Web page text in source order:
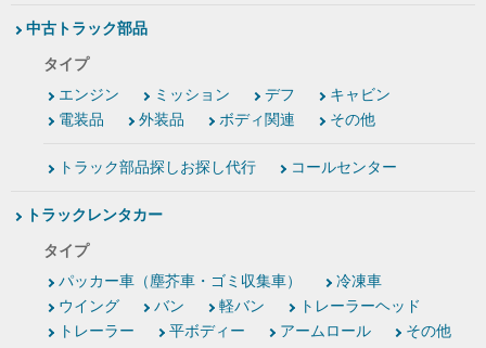
中古トラック部品
タイプ
エンジン
ミッション デフ
キャビン
電装品
外装品 ボディ関連 その他
トラック部品探しお探し代行 コールセンター
トラックレンタカー
タイプ
パッカー車（塵芥車・ゴミ収集車）
冷凍車
ウイング
バン 軽バン
トレーラーヘッド
トレーラー
平ボディー アームロール その他